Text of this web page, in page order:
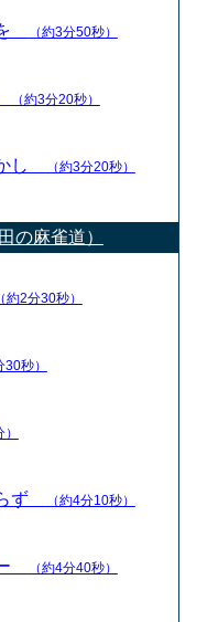
（約3分50秒）
（約3分20秒）
し （約3分20秒）
の麻雀道）
（約2分30秒）
30秒）
ず （約4分10秒）
（約4分40秒）